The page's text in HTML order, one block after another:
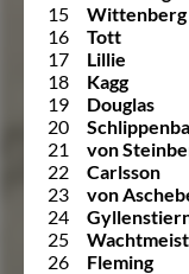
15
Wittenberg
16
Tott
17
Lillie
18
Kagg
19
Douglas
20
21
von
22
Carlsson
23
von
24
25
26
Fleming